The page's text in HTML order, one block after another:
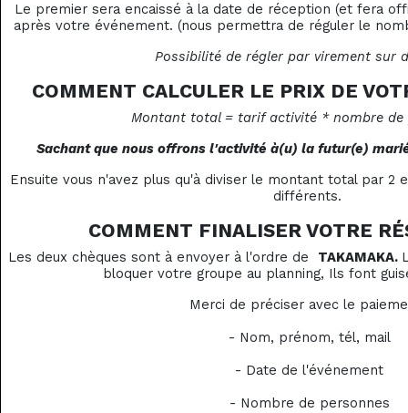
Le premier sera encaissé à la date de réception (et fera
après votre événement. (nous permettra de réguler le
Possibilité de régler par virement sur
COMMENT CALCULER LE PRIX DE
Montant total = tarif activité * nombre
Sachant que nous offrons l'activité à(u) la futur(e)
Ensuite vous n'avez plus qu'à diviser le montant total par 2
différents.
COMMENT FINALISER VOTRE
Les deux chèques sont à envoyer à l'ordre de TAKAMAKA.
bloquer votre groupe au planning, Ils font
Merci de préciser avec le
- Nom, prénom, tél, mail
- Date de l'événement
- Nombre de personnes